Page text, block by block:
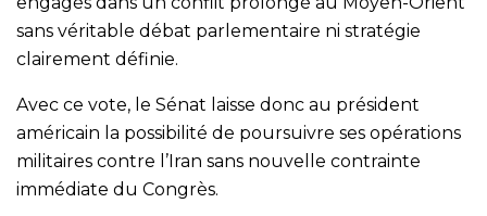
sans véritable débat parlementaire ni stratégie
clairement définie.
Avec ce vote, le Sénat laisse donc au président
américain la possibilité de poursuivre ses opérations
militaires contre l’Iran sans nouvelle contrainte
immédiate du Congrès.